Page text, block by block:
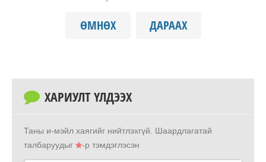
ӨМНӨХ ДАРААХ
ХАРИУЛТ ҮЛДЭЭХ
Таны и-мэйл хаягийг нийтлэхгүй.
Шаардлагатай
талбаруудыг
-р тэмдэглэсэн